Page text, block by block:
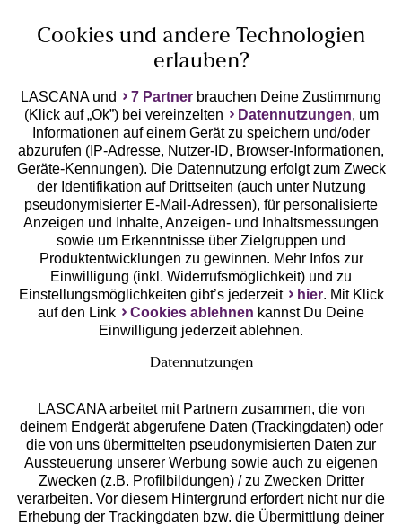
Geprüfte Sicherheit
Unsere Apps
Services
Beratung
Cookies und andere Technologien
erlauben?
LASCANA und 7 Partner brauchen Deine Zustimmung
(Klick auf „Ok”) bei vereinzelten
Datennutzungen, um
Informationen auf einem Gerät zu speichern und/oder
abzurufen (IP-Adresse, Nutzer-ID, Browser-Informationen,
Geräte-Kennungen). Die Datennutzung erfolgt zum Zweck
der Identifikation auf Drittseiten (auch unter Nutzung
pseudonymisierter E-Mail-Adressen), für personalisierte
Anzeigen und Inhalte, Anzeigen- und Inhaltsmessungen
sowie um Erkenntnisse über Zielgruppen und
Produktentwicklungen zu gewinnen. Mehr Infos zur
Einwilligung (inkl. Widerrufsmöglichkeit) und zu
Einstellungsmöglichkeiten gibt’s jederzeit
hier. Mit Klick
auf den Link
Cookies ablehnen kannst Du Deine
Einwilligung jederzeit ablehnen.
Datennutzungen
LASCANA arbeitet mit Partnern zusammen, die von
deinem Endgerät abgerufene Daten (Trackingdaten) oder
die von uns übermittelten pseudonymisierten Daten zur
Aussteuerung unserer Werbung sowie auch zu eigenen
Zwecken (z.B. Profilbildungen) / zu Zwecken Dritter
verarbeiten. Vor diesem Hintergrund erfordert nicht nur die
Erhebung der Trackingdaten bzw. die Übermittlung deiner